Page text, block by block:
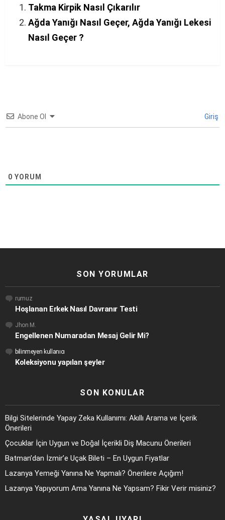
Takma Kirpik Nasıl Çıkarılır
Ağda Yanığı Nasıl Geçer, Ağda Yanığı Lekesi
Nasıl Geçer ?
Abone Ol Giriş
0 YORUM
SON YORUMLAR
rumuz
Hoşlanan Erkek Nasıl Davranır Testi
Jhon M.
Engellenen Numaradan Mesaj Gelir Mi?
bilinmeyen kullanıcı
Koleksiyonu yapılan şeyler
SON KONULAR
Bilgi Sitelerinde Yapay Zeka Kullanımı: Akıllı Arama ve İçerik
Önerileri
Çocuklar İçin Uygun ve Doğal İçerikli Diş Macunu Önerileri
Batman’dan İzmir’e Uçak Bileti – En Uygun Fiyatlar
Lazanya Yemeği Yanına Ne Yapmalı? Önerilere Açığım!
Lazanya Yapıyorum Ama Yanına Ne Yapsam? Fikir Verir misiniz?